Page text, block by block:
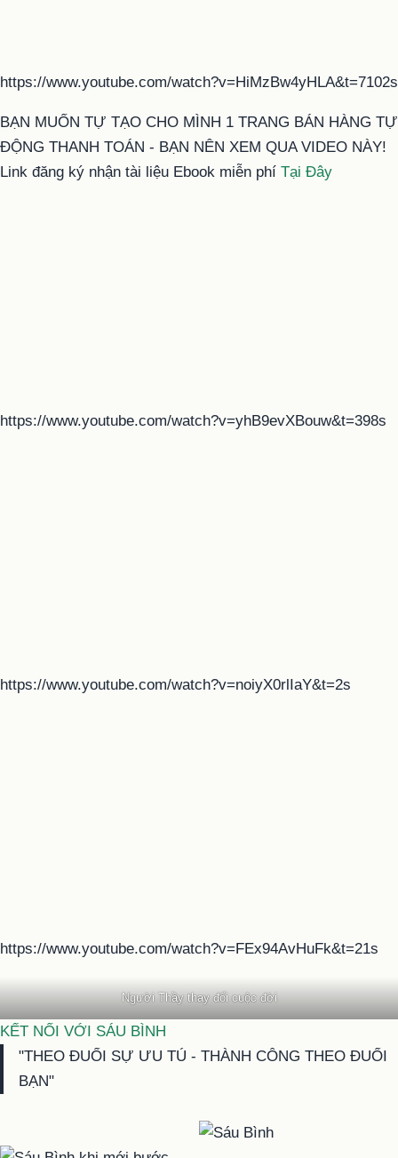
https://www.youtube.com/watch?v=HiMzBw4yHLA&t=7102s
BẠN MUỐN TỰ TẠO CHO MÌNH 1 TRANG BÁN HÀNG TỰ
ĐỘNG THANH TOÁN - BẠN NÊN XEM QUA VIDEO NÀY!
Link đăng ký nhận tài liệu Ebook miễn phí Tại Đây
https://www.youtube.com/watch?v=yhB9evXBouw&t=398s
https://www.youtube.com/watch?v=noiyX0rlIaY&t=2s
https://www.youtube.com/watch?v=FEx94AvHuFk&t=21s
Người Thầy thay đổi cuộc đời
KẾT NỐI VỚI SÁU BÌNH
"THEO ĐUỔI SỰ ƯU TÚ - THÀNH CÔNG THEO ĐUỔI
BẠN"